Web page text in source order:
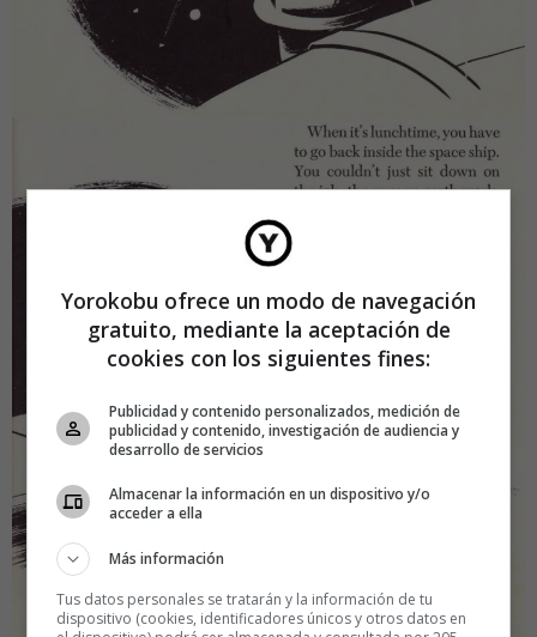
Yorokobu ofrece un modo de navegación
gratuito, mediante la aceptación de
cookies con los siguientes fines:
Publicidad y contenido personalizados, medición de
publicidad y contenido, investigación de audiencia y
desarrollo de servicios
Almacenar la información en un dispositivo y/o
acceder a ella
Más información
Tus datos personales se tratarán y la información de tu
dispositivo (cookies, identificadores únicos y otros datos en